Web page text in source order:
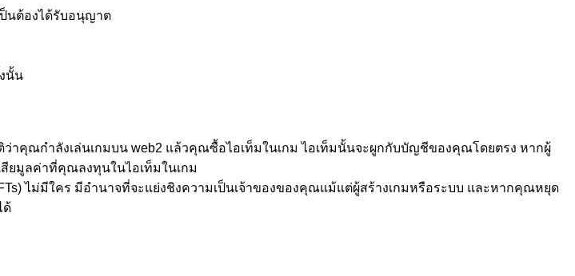
นต้องได้รับอนุญาต
นั้น
คุณกำลังเล่นเกมบน web2 แล้วคุณซื้อไอเท็มในเกม ไอเท็มนั้นจะผูกกับบัญชีของคุณโดยตรง หากผู้
ยมูลค่าที่คุณลงทุนในไอเท็มในเกม
ไม่มีใคร มีอำนาจที่จะแย่งชิงความเป็นเจ้าของของคุณแม้แต่ผู้สร้างเกมหรือระบบ และหากคุณหยุด
ด้